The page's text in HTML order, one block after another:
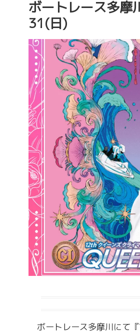
ボートレース多
31(日)
ボートレース多摩川にて『